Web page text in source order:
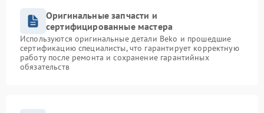
Оригинальные запчасти и
сертифицированные мастера
Используются оригинальные детали Beko и прошедшие
сертификацию специалисты, что гарантирует корректную
работу после ремонта и сохранение гарантийных
обязательств